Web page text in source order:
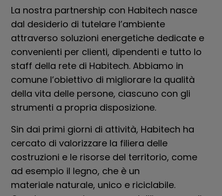
La nostra partnership con Habitech nasce
dal desiderio di tutelare l’ambiente
attraverso soluzioni energetiche dedicate e
convenienti per clienti, dipendenti e tutto lo
staff della rete di Habitech. Abbiamo in
comune l’obiettivo di migliorare la qualità
della vita delle persone, ciascuno con gli
strumenti a propria disposizione.
Sin dai primi giorni di attività, Habitech ha
cercato di valorizzare la filiera delle
costruzioni e le risorse del territorio, come
ad esempio il legno, che è un
materiale naturale, unico e riciclabile.